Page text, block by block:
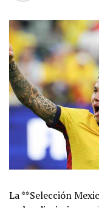
La **Selección